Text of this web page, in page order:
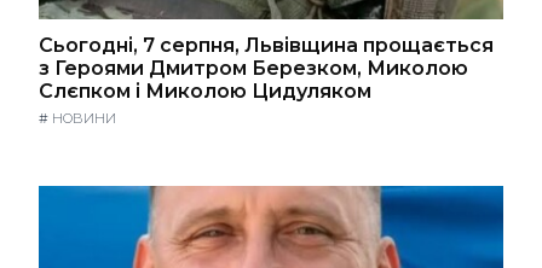
Сьогодні, 7 серпня, Львівщина прощається
з Героями Дмитром Березком, Миколою
Слєпком і Миколою Цидуляком
# НОВИНИ